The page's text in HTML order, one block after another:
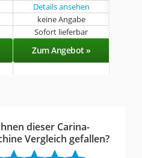
Details ansehen
keine Angabe
Sofort lieferbar
Zum Angebot »
dieser Carina-
Vergleich gefallen?